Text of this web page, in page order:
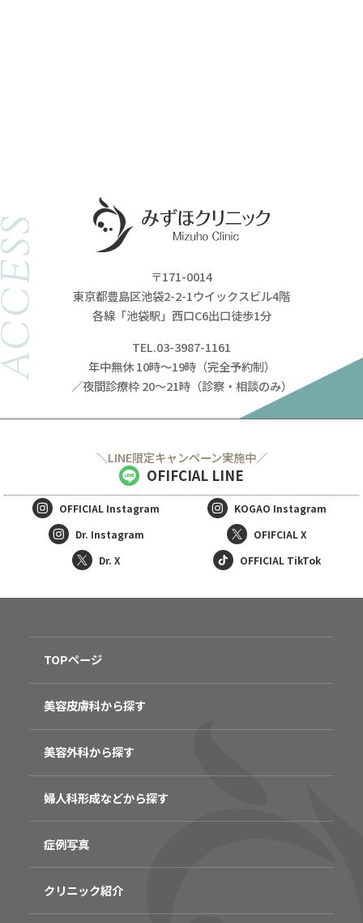
〒171-0014
東京都豊島区池袋2-2-1ウイックスビル4階
各線「池袋駅」西口C6出口徒歩1分
TEL.03-3987-1161
年中無休 10時～19時（完全予約制）
／夜間診療枠 20～21時（診察・相談のみ）
＼LINE限定キャンペーン実施中／
OFIFCIAL LINE
OFFICIAL Instagram KOGAO Instagram
Dr. Instagram
OFIFCIAL X
Dr. X
OFFICIAL TikTok
TOPページ
美容皮膚科から探す
美容外科から探す
婦人科形成などから探す
症例写真
クリニック紹介